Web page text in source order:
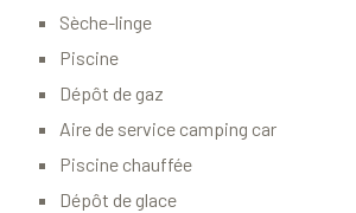
Sèche-linge
Piscine
Dépôt de gaz
Aire de service camping car
Piscine chauffée
Dépôt de glace